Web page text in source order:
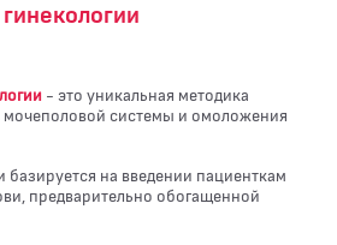
- это уникальная методика
мочеполовой системы и омоложения
на введении пациенткам
предварительно обогащенной